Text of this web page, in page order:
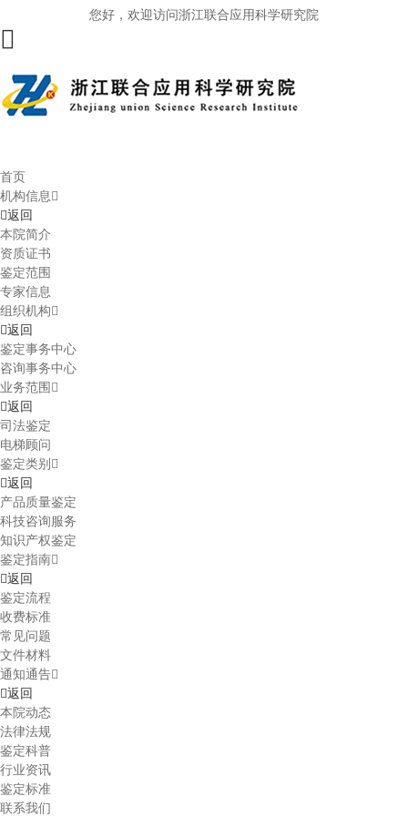
您好，欢迎访问浙江联合应用科学研究院
首页
机构信息
返回
本院简介
资质证书
鉴定范围
专家信息
组织机构
返回
鉴定事务中心
咨询事务中心
业务范围
返回
司法鉴定
电梯顾问
鉴定类别
返回
产品质量鉴定
科技咨询服务
知识产权鉴定
鉴定指南
返回
鉴定流程
收费标准
常见问题
文件材料
通知通告
返回
本院动态
法律法规
鉴定科普
行业资讯
鉴定标准
联系我们